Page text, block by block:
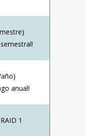
anual!
1